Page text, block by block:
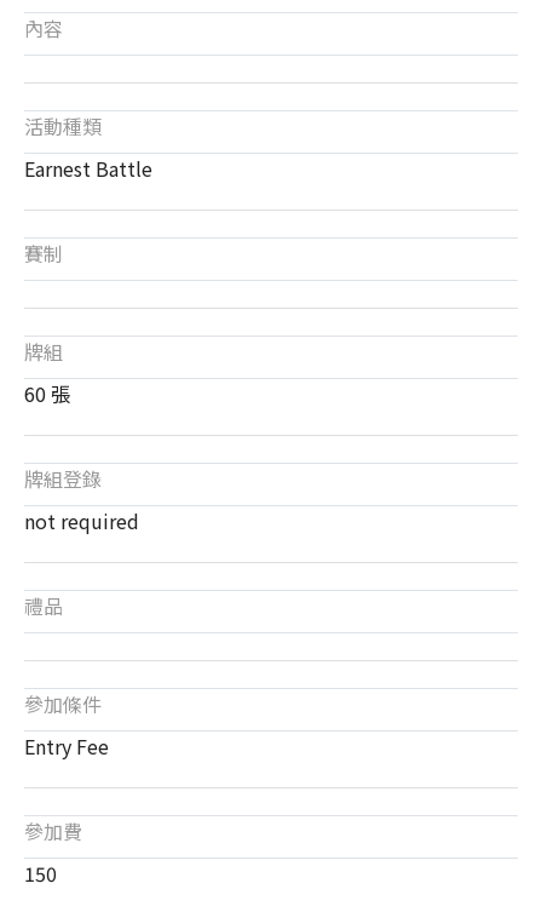
內容
活動種類
Earnest Battle
賽制
牌組
60 張
牌組登錄
not required
禮品
參加條件
Entry Fee
參加費
150